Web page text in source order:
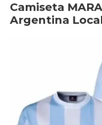
Camiseta
Argentina